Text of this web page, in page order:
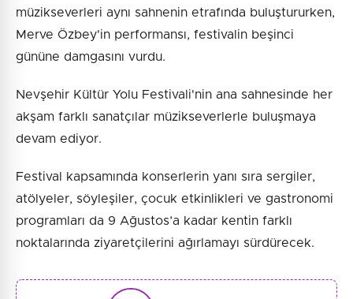
müzikseverleri aynı sahnenin etrafında buluştururken,
Merve Özbey'in performansı, festivalin beşinci
gününe damgasını vurdu.
Nevşehir Kültür Yolu Festivali'nin ana sahnesinde her
akşam farklı sanatçılar müzikseverlerle buluşmaya
devam ediyor.
Festival kapsamında konserlerin yanı sıra sergiler,
atölyeler, söyleşiler, çocuk etkinlikleri ve gastronomi
programları da 9 Ağustos’a kadar kentin farklı
noktalarında ziyaretçilerini ağırlamayı sürdürecek.